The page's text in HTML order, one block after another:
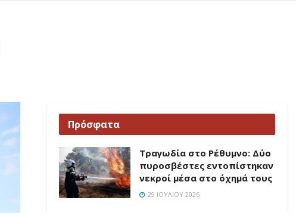
Πρόσφατα
Τραγωδία στο Ρέθυμνο: Δύο
πυροσβέστες εντοπίστηκαν
νεκροί μέσα στο όχημά τους
29 ΙΟΥΛΊΟΥ 2026